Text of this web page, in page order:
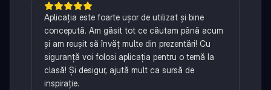
Aplicația este foarte ușor de utilizat și bine
concepută. Am găsit tot ce căutam până acum
și am reușit să învăț multe din prezentări! Cu
siguranță voi folosi aplicația pentru o temă la
clasă! Și desigur, ajută mult ca sursă de
inspirație.